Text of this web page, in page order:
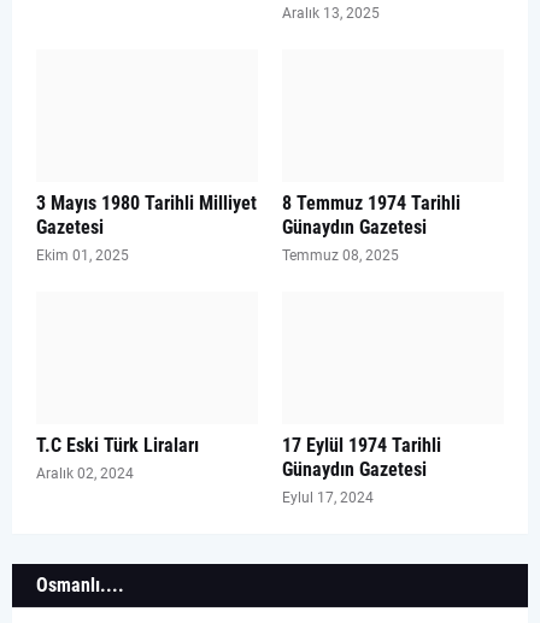
Aralık 13, 2025
3 Mayıs 1980 Tarihli Milliyet
Gazetesi
Ekim 01, 2025
8 Temmuz 1974 Tarihli
Günaydın Gazetesi
Temmuz 08, 2025
T.C Eski Türk Liraları
Aralık 02, 2024
17 Eylül 1974 Tarihli
Günaydın Gazetesi
Eylul 17, 2024
Osmanlı....